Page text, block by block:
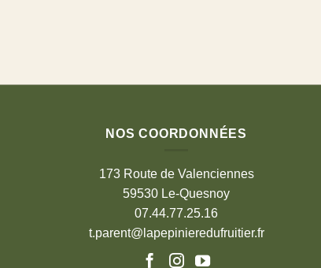
NOS COORDONNÉES
173 Route de Valenciennes
59530 Le-Quesnoy
07.44.77.25.16
t.parent@lapepinieredufruitier.fr